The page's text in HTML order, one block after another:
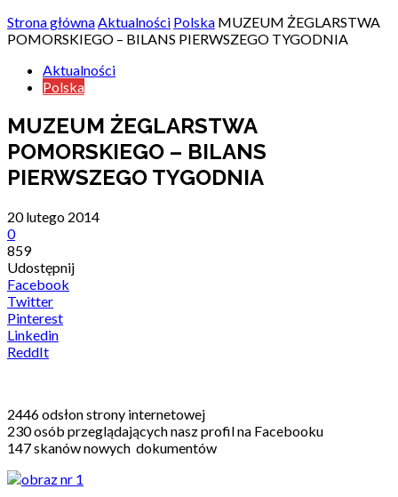
Strona głównaAktualności Polska MUZEUM ŻEGLARSTWA
POMORSKIEGO – BILANS PIERWSZEGO TYGODNIA
Aktualności
Polska
MUZEUM ŻEGLARSTWA
POMORSKIEGO – BILANS
PIERWSZEGO TYGODNIA
20 lutego 2014
0
859
Udostępnij
Facebook
Twitter
Pinterest
Linkedin
ReddIt
2446 odsłonstrony internetowej
230 osób przeglądających nasz profil na Facebooku
147 skanów nowych dokumentów